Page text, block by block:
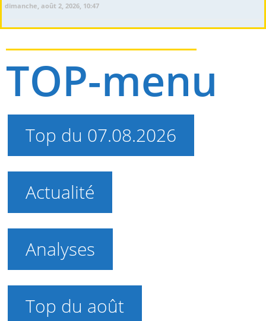
dimanche, août 2, 2026, 10:47
TOP-menu
Top du 07.08.2026
Actualité
Analyses
Top du août